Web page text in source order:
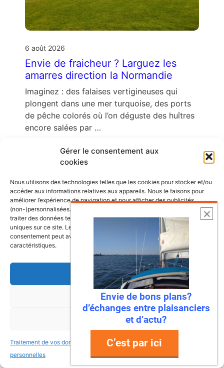
Gérer le consentement aux
cookies
Nous utilisons des technologies telles que les cookies pour stocker et/ou
accéder aux informations relatives aux appareils. Nous le faisons pour
améliorer l’expérience de navigation et pour afficher des publicités
(non-)personnalisées. Consentir à ces technologies nous autorisera à
traiter des données telles que le comportement de navigation ou les ID
uniques sur ce site. Le fait de ne pas consentir ou de retirer son
consentement peut avoir un effet négatif sur certaines fonctonnalités et
caractéristiques.
Accepter
Refuser
Voir les préférences
Traitement de vos données
personnelles
Traitement de vos données
personnelles
6 août 2026
Envie de fraicheur ? Larguez les
amarres direction la Normandie
Imaginez : des falaises vertigineuses qui
plongent dans une mer turquoise, des ports
de pêche colorés où l’on déguste des huîtres
encore salées par …
Lire l’article
Mandelieu-La Napoule : la première
ville à dire « stop » aux déchets en
mer !
Ah, la Méditerranée… Ses eaux turquoise, ses
Envie de bons plans?
d’échanges entre plaisanciers
et d’actu?
C’est par ici